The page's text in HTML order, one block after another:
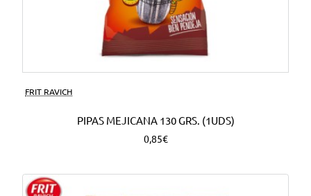
FRIT RAVICH
PIPAS MEJICANA 130 GRS. (1UDS)
0,85€